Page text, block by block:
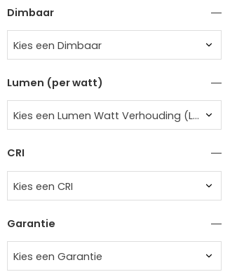
Dimbaar
Kies een Dimbaar
Lumen (per watt)
Kies een Lumen Watt Verhouding (Lm/W)
CRI
Kies een CRI
Garantie
Kies een Garantie